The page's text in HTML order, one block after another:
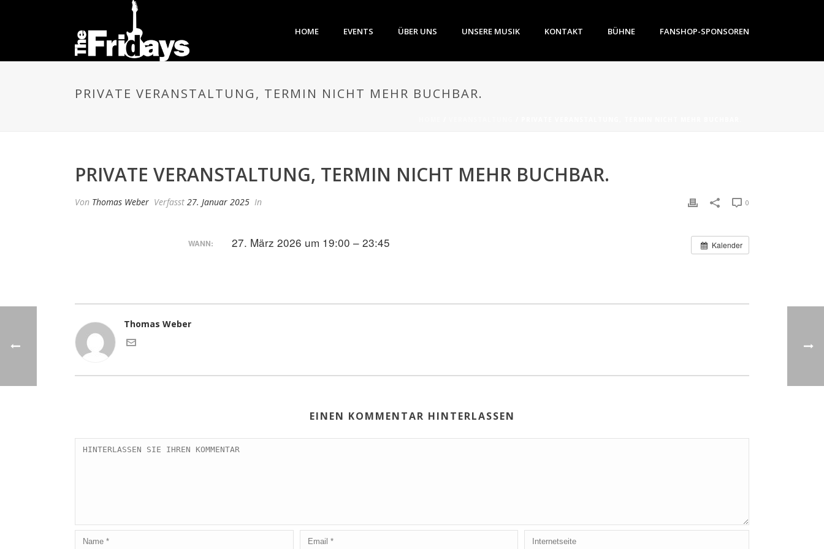
HOME EVENTS ÜBER UNS UNSERE MUSIK KONTAKT BÜHNE FANSHOP-SPONSOREN
PRIVATE VERANSTALTUNG, TERMIN NICHT MEHR BUCHBAR.
PRIVATE VERANSTALTUNG, TERMIN NICHT MEHR BUCHBAR.
Von Thomas Weber Verfasst 27. Januar 2025 In 0
Kalender
WANN: 27. März 2026 um 19:00 – 23:45
Thomas Weber
EINEN KOMMENTAR HINTERLASSEN